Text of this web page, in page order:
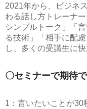
2021年から、ビジネ
わる話し方トレーナ
シンプルトーク」「
る技術」「相手に配
し、多くの受講生に
〇セミナーで期待
1：言いたいことが30